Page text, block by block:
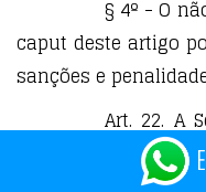
§ 4º - O
caput deste artigo
sanções e
Art. 22. A
dos Recursos